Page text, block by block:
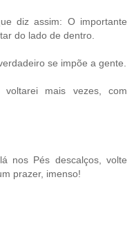
diz assim: O importante
do lado de dentro.
se impõe a gente.
mais vezes, com
nos Pés descalços, volte
prazer, imenso!